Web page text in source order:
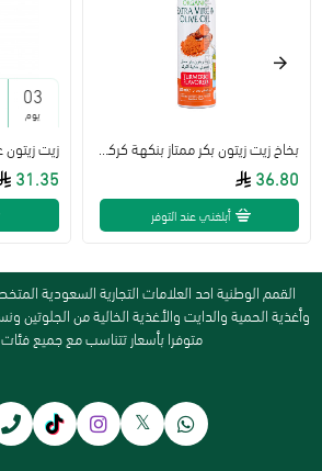
36.80
أبلغني عند التوفر
03
يوم
زيت زيتون
31.35
القمم الوطنية احد العلامات التجارية السعودية
وأغذية الحمية والدايت والأغذية الخالية من الجلوتين
متوفرا بأسعار تتناسب مع جميع